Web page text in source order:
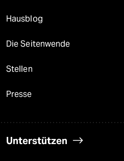
Hausblog
Die Seitenwende
Stellen
Presse
Unterstützen